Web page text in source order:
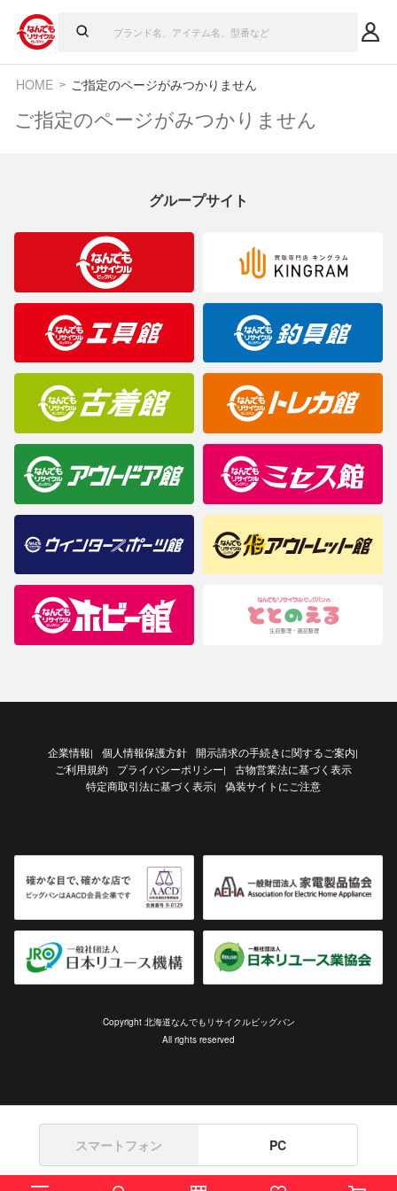
HOME ご指定のページがみつかりません
ご指定のページがみつかりません
グループサイト
企業情報| 個人情報保護方針 開示請求の手続きに関するご案内|
ご利用規約 プライバシーポリシー|
古物営業法に基づく表示
特定商取引法に基づく表示| 偽装サイトにご注意
Copyright 北海道なんでもリサイクルビッグバン
All rights reserved
スマートフォン PC